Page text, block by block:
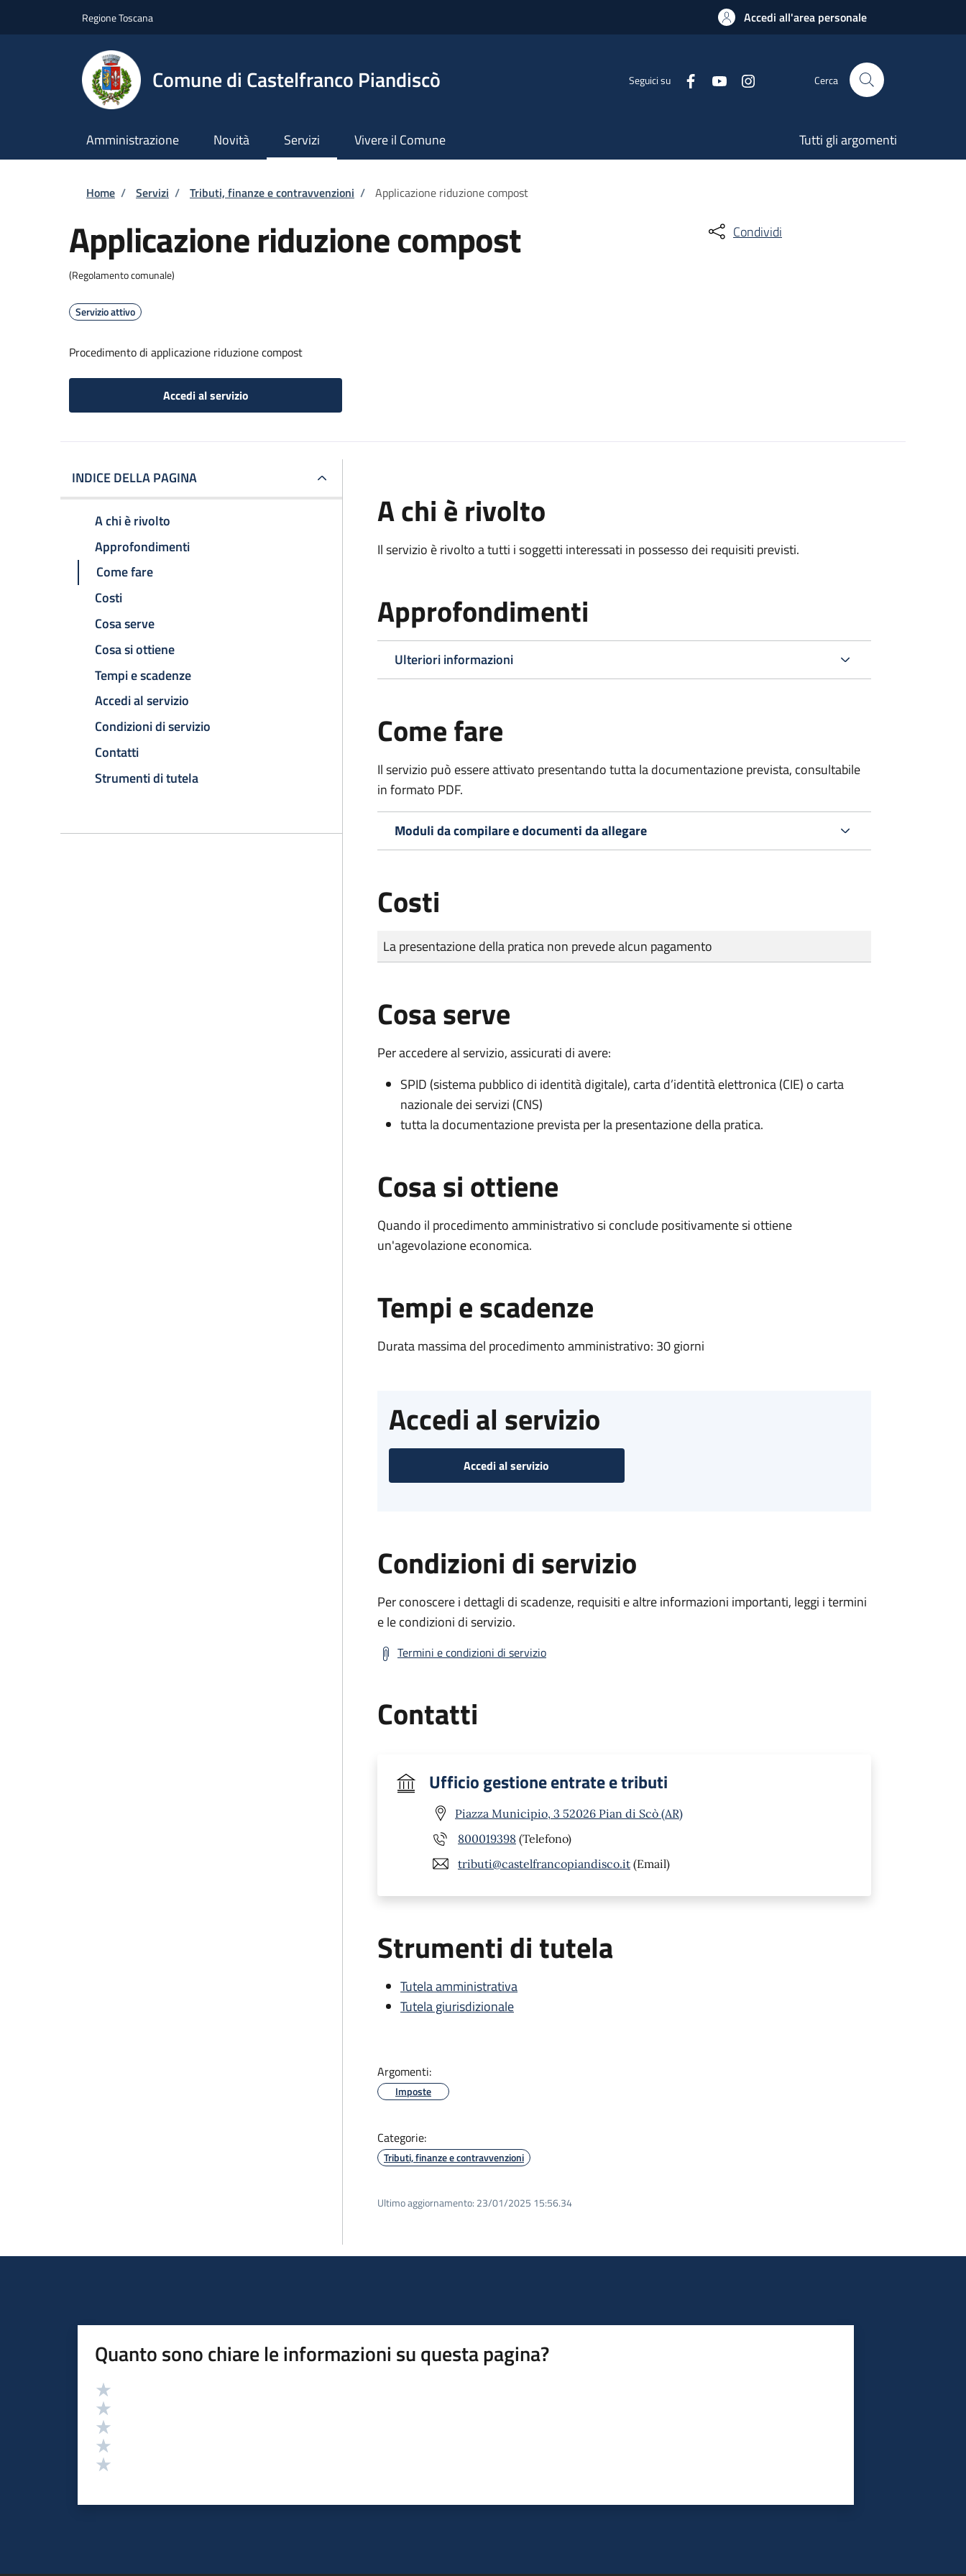
Regione Toscana Accedi all'area personale
Comune di Castelfranco Piandiscò Seguici su Cerca
Amministrazione Novità Servizi Vivere il Comune Tutti gli argomenti
Briciole di pane
Home / Servizi / Tributi, finanze e contravvenzioni / Applicazione riduzione compost
Applicazione riduzione compost
(Regolamento comunale)
Servizio attivo
Procedimento di applicazione riduzione compost
Accedi al servizio
Condividi
INDICE DELLA PAGINA
A chi è rivolto
Approfondimenti
Come fare
Costi
Cosa serve
Cosa si ottiene
Tempi e scadenze
Accedi al servizio
Condizioni di servizio
Contatti
Strumenti di tutela
A chi è rivolto
Il servizio è rivolto a tutti i soggetti interessati in possesso dei requisiti previsti.
Approfondimenti
Ulteriori informazioni
Come fare
Il servizio può essere attivato presentando tutta la documentazione prevista, consultabile
in formato PDF.
Moduli da compilare e documenti da allegare
Costi
Tipo di pagamento
Importo
La presentazione della pratica non prevede alcun pagamento
Cosa serve
Per accedere al servizio, assicurati di avere:
SPID (sistema pubblico di identità digitale), carta d’identità elettronica (CIE) o carta
nazionale dei servizi (CNS)
tutta la documentazione prevista per la presentazione della pratica.
Cosa si ottiene
Quando il procedimento amministrativo si conclude positivamente si ottiene
un'agevolazione economica.
Tempi e scadenze
Durata massima del procedimento amministrativo: 30 giorni
Accedi al servizio
Accedi al servizio
Condizioni di servizio
Per conoscere i dettagli di scadenze, requisiti e altre informazioni importanti, leggi i termini
e le condizioni di servizio.
Termini e condizioni di servizio
Contatti
Ufficio gestione entrate e tributi
Piazza Municipio, 3 52026 Pian di Scò (AR)
800019398 (Telefono)
tributi@castelfrancopiandisco.it (Email)
Strumenti di tutela
Tutela amministrativa
Tutela giurisdizionale
Argomenti:
Imposte
Categorie:
Tributi, finanze e contravvenzioni
Ultimo aggiornamento: 23/01/2025 15:56.34
Quanto sono chiare le informazioni su questa pagina?
Valutazione